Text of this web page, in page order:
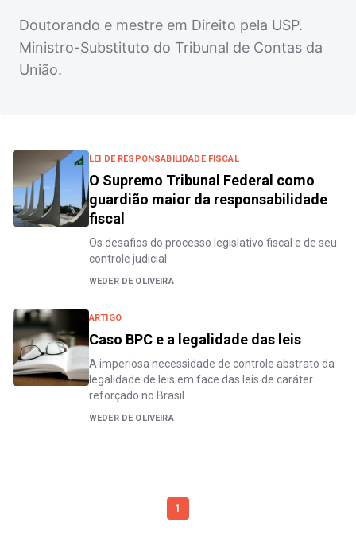
Doutorando e mestre em Direito pela USP.
Ministro-Substituto do Tribunal de Contas da
União.
LEI DE RESPONSABILIDADE FISCAL
O Supremo Tribunal Federal como
guardião maior da responsabilidade
fiscal
Os desafios do processo legislativo fiscal e de seu
controle judicial
WEDER DE OLIVEIRA
ARTIGO
Caso BPC e a legalidade das leis
A imperiosa necessidade de controle abstrato da
legalidade de leis em face das leis de caráter
reforçado no Brasil
WEDER DE OLIVEIRA
1